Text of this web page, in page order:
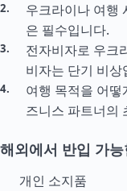
우크라이나 여행
은 필수입니다.
전자비자로 우크
비자는 단기 비
여행 목적을 어떻
즈니스 파트너의
해외에서 반입 가
개인 소지품